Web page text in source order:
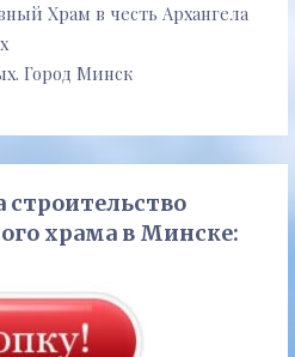
Храм в честь Архангела
Город Минск
храма в Минске: